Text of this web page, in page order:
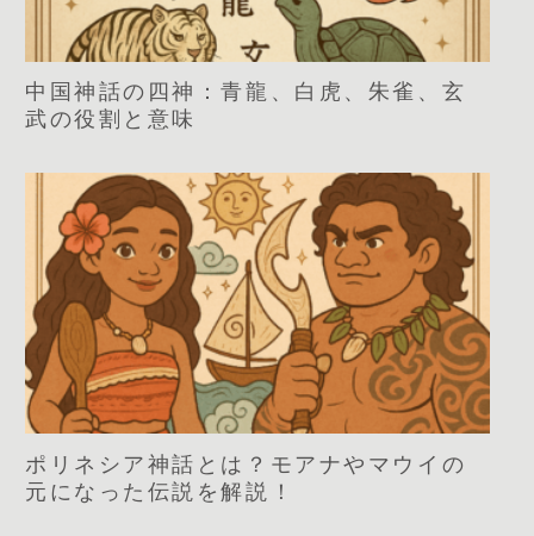
中国神話の四神：青龍、白虎、朱雀、玄
武の役割と意味
ポリネシア神話とは？モアナやマウイの
元になった伝説を解説！